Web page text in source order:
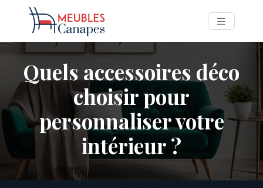
Quels accessoires déco
choisir pour
personnaliser votre
intérieur ?